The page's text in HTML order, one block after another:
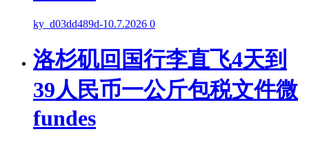
ky_d03dd489d-10.7.2026 0
洛杉矶回国行李直飞4天到
39人民币一公斤包税文件微
fundes